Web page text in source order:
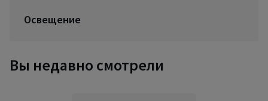
Освещение
Вы недавно смотрели